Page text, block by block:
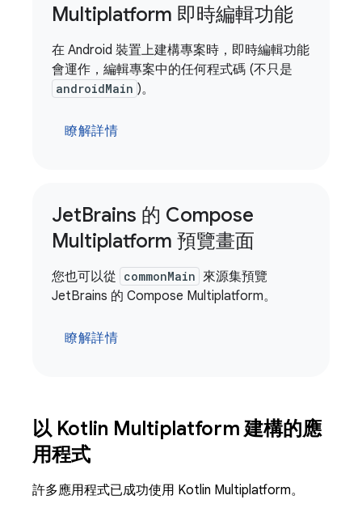
Multiplatform 即時編輯功能
在 Android 裝置上建構專案時，即時編輯功能
會運作，編輯專案中的任何程式碼 (不只是
androidMain )。
瞭解詳情
JetBrains 的 Compose
Multiplatform 預覽畫面
您也可以從 commonMain 來源集預覽
JetBrains 的 Compose Multiplatform。
瞭解詳情
以 Kotlin Multiplatform 建構的應
用程式
許多應用程式已成功使用 Kotlin Multiplatform。